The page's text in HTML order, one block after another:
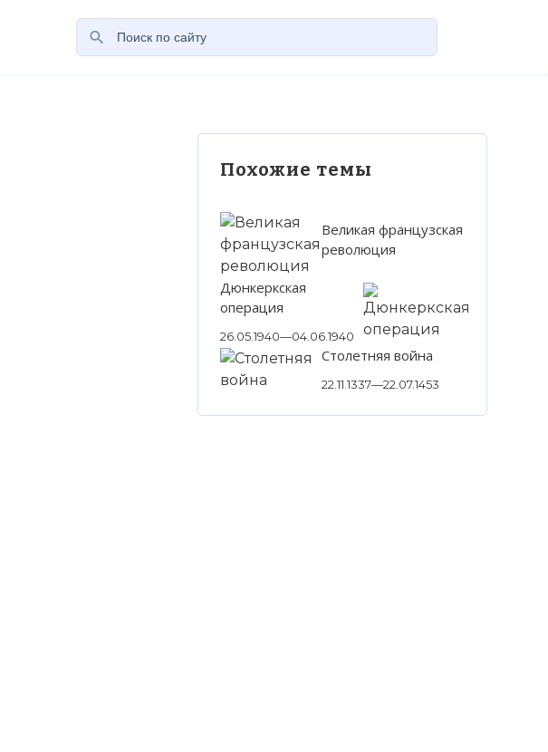
Похожие темы
Великая французская
революция
Дюнкеркская
операция
26.05.1940—04.06.1940
Столетняя война
22.11.1337—22.07.1453